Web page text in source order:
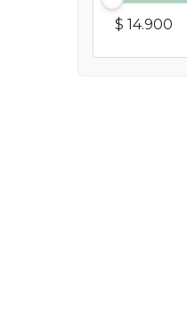
$ 14.900